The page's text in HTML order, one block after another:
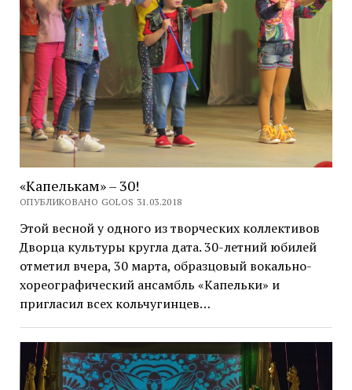
«Капелькам» – 30!
ОПУБЛИКОВАНО GOLOS 31.03.2018
Этой весной у одного из творческих коллективов
Дворца культуры кругла дата. 30-летний юбилей
отметил вчера, 30 марта, образцовый вокально-
хореографический ансамбль «Капельки» и
пригласил всех кольчугинцев…